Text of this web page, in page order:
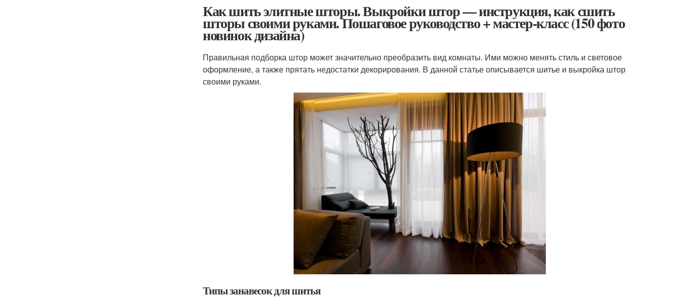
Как шить элитные шторы. Выкройки штор — инструкция, как сшить
шторы своими руками. Пошаговое руководство + мастер-класс (150 фото
новинок дизайна)
Правильная подборка штор может значительно преобразить вид комнаты. Ими можно менять стиль и световое
оформление, а также прятать недостатки декорирования. В данной статье описывается шитье и выкройка штор
своими руками.
Типы занавесок для шитья